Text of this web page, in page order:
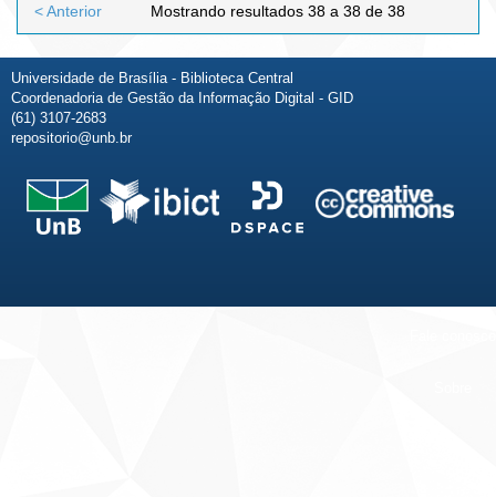
Mostrando resultados 38 a 38 de 38
< Anterior
Universidade de Brasília - Biblioteca Central
Coordenadoria de Gestão da Informação Digital - GID
(61) 3107-2683
repositorio@unb.br